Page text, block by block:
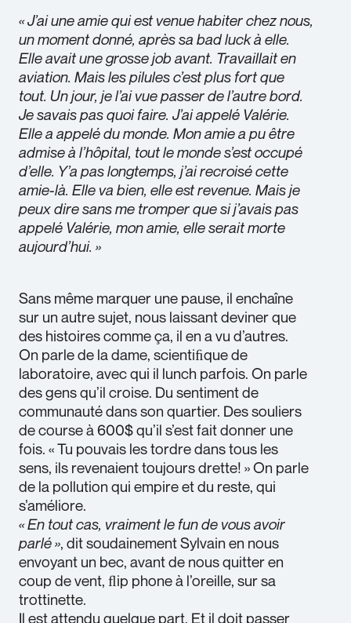
« J’ai une amie qui est venue habiter chez nous,
un moment donné, après sa bad luck à elle.
Elle avait une grosse job avant. Travaillait en
aviation. Mais les pilules c’est plus fort que
tout. Un jour, je l’ai vue passer de l’autre bord.
Je savais pas quoi faire. J’ai appelé Valérie.
Elle a appelé du monde. Mon amie a pu être
admise à l’hôpital, tout le monde s’est occupé
d’elle. Y’a pas longtemps, j’ai recroisé cette
amie-là. Elle va bien, elle est revenue. Mais je
peux dire sans me tromper que si j’avais pas
appelé Valérie, mon amie, elle serait morte
aujourd’hui. »
Sans même marquer une pause, il enchaîne
sur un autre sujet, nous laissant deviner que
des histoires comme ça, il en a vu d’autres.
On parle de la dame, scientiﬁque de
laboratoire, avec qui il lunch parfois. On parle
des gens qu’il croise. Du sentiment de
communauté dans son quartier. Des souliers
de course à 600$ qu’il s’est fait donner une
fois. « Tu pouvais les tordre dans tous les
sens, ils revenaient toujours drette! » On parle
de la pollution qui empire et du reste, qui
s’améliore.
« En tout cas, vraiment le fun de vous avoir
parlé », dit soudainement Sylvain en nous
envoyant un bec, avant de nous quitter en
coup de vent, ﬂip phone à l’oreille, sur sa
trottinette.
Il est attendu quelque part. Et il doit passer